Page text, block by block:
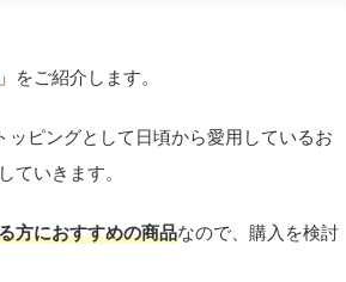
」をご紹介します。
ピングとして日頃から愛用しているお
ていきます。
方におすすめの商品なので、購入を検討